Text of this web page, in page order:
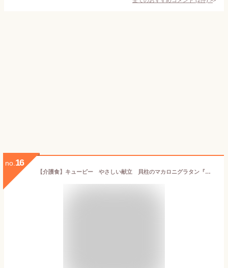
no. 16
【介護食】キューピー やさしい献立 貝柱のマカロニグラタン『区分1 容易にかめる』 6食セット【介護食品・おかゆ・栄養食品・お年寄りごはん】